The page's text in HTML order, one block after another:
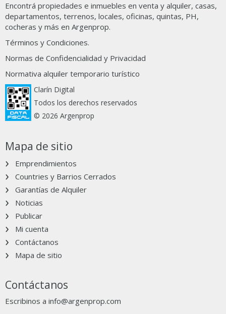
Encontrá propiedades e inmuebles en venta y alquiler, casas,
departamentos, terrenos, locales, oficinas, quintas, PH,
cocheras y más en Argenprop.
Términos y Condiciones.
Normas de Confidencialidad y Privacidad
Normativa alquiler temporario turístico
Clarín Digital
Todos los derechos reservados
© 2026 Argenprop
Mapa de sitio
Emprendimientos
Countries y Barrios Cerrados
Garantías de Alquiler
Noticias
Publicar
Mi cuenta
Contáctanos
Mapa de sitio
Contáctanos
Escribinos a info@argenprop.com